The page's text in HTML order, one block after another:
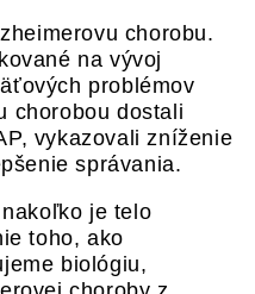
chorobu.
na vývoj
problémov
chorobou dostali
vykazovali zníženie
správania.
je telo
toho, ako
biológiu,